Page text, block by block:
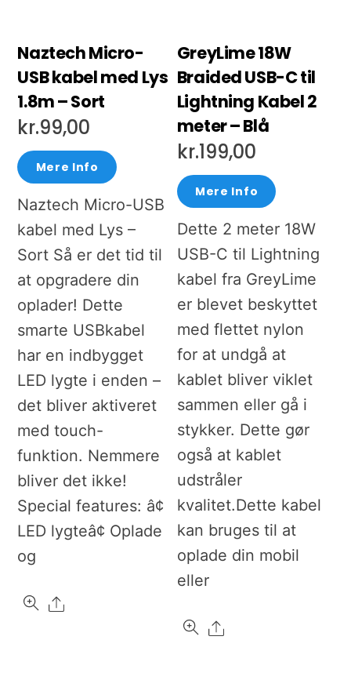
Naztech Micro-
USB kabel med Lys
1.8m – Sort
kr.99,00
Mere Info
Naztech Micro-USB
kabel med Lys –
Sort Så er det tid til
at opgradere din
oplader! Dette
smarte USBkabel
har en indbygget
LED lygte i enden –
det bliver aktiveret
med touch-
funktion. Nemmere
bliver det ikke!
Special features: â¢
LED lygteâ¢ Oplade
og
Share
GreyLime 18W
Braided USB-C til
Lightning Kabel 2
meter – Blå
kr.199,00
Mere Info
Dette 2 meter 18W
USB-C til Lightning
kabel fra GreyLime
er blevet beskyttet
med flettet nylon
for at undgå at
kablet bliver viklet
sammen eller gå i
stykker. Dette gør
også at kablet
udstråler
kvalitet.Dette kabel
kan bruges til at
oplade din mobil
eller
Share